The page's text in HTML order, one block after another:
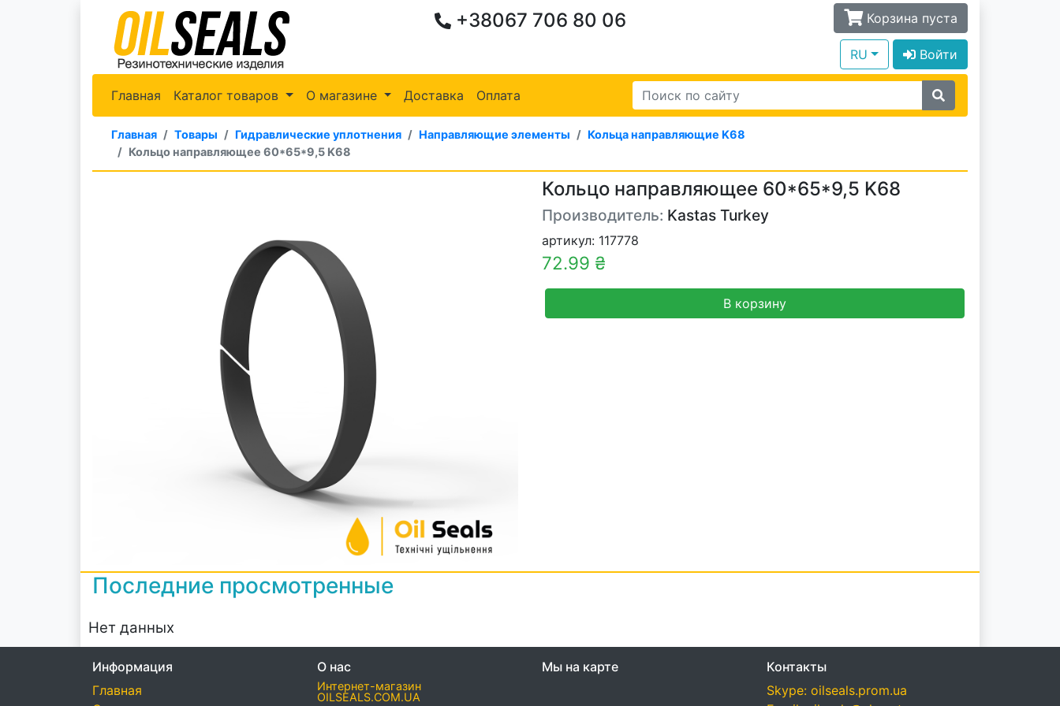
+38067 706 80 06 Корзина пуста
RU Войти
Главная Каталог товаров О магазине Доставка Оплата
Главная Товары Гидравлические уплотнения Направляющие элементы
Кольца направляющие K68
Кольцо направляющее 60*65*9,5 K68
Кольцо направляющее 60*65*9,5 K68
Производитель: Kastas Turkey
артикул: 117778
72.99 ₴
В корзину
Последние просмотренные
Нет данных
Информация
Главная
О нас
Интернет-магазин
OILSEALS.COM.UA
Мы на карте
Контакты
Skype: oilseals.prom.ua